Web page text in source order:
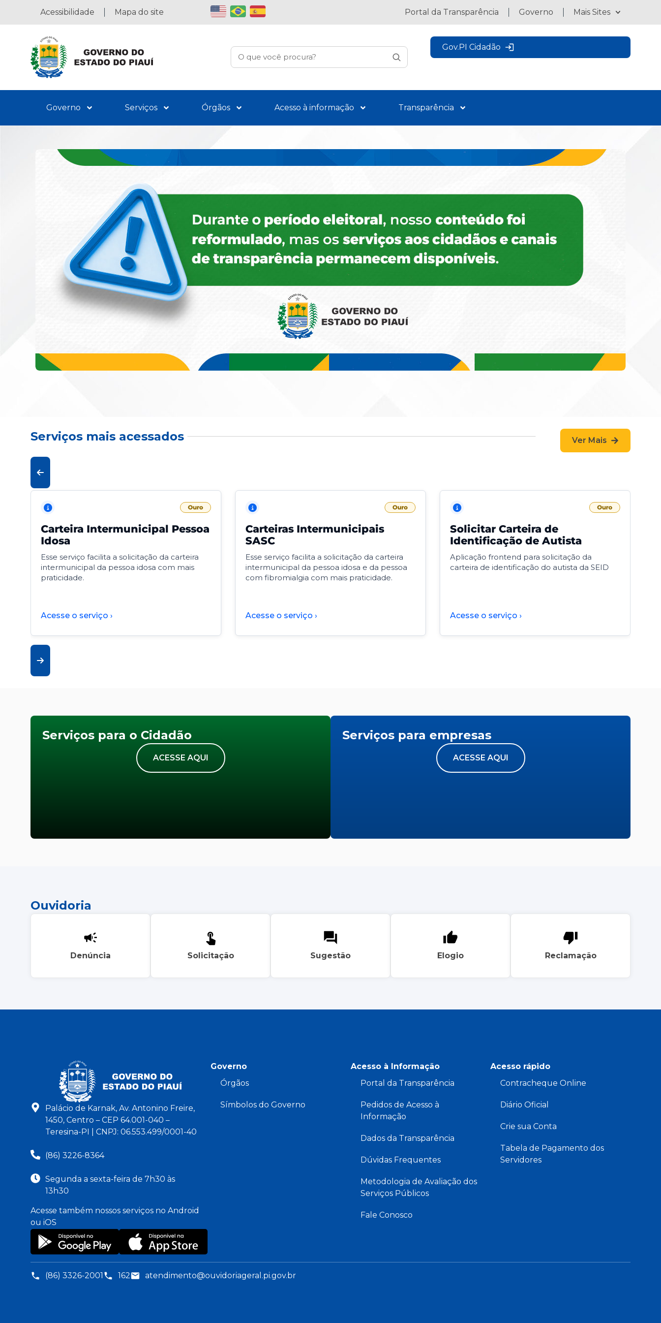
Acessibilidade Mapa do site Portal da Transparência Governo Mais Sites
Gov.PI Cidadão
Governo Serviços Órgãos Acesso à informação Transparência
Serviços mais acessados Ver Mais
Ouro
Carteira Intermunicipal Pessoa
Idosa
Esse serviço facilita a solicitação da carteira
intermunicipal da pessoa idosa com mais
praticidade.
Acesse o serviço ›
Ouro
Carteiras Intermunicipais
SASC
Esse serviço facilita a solicitação da carteira
intermunicipal da pessoa idosa e da pessoa
com fibromialgia com mais praticidade.
Acesse o serviço ›
Ouro
Solicitar Carteira de
Identificação de Autista
Aplicação frontend para solicitação da
carteira de identificação do autista da SEID
Acesse o serviço ›
Serviços para o Cidadão
ACESSE AQUI
Serviços para empresas
ACESSE AQUI
Ouvidoria
Denúncia Solicitação Sugestão Elogio Reclamação
Palácio de Karnak, Av. Antonino Freire,
1450, Centro – CEP 64.001-040 –
Teresina-PI | CNPJ: 06.553.499/0001-40
(86) 3226-8364
Segunda a sexta-feira de 7h30 às
13h30
Acesse também nossos serviços no Android
ou iOS
Governo
Órgãos
Símbolos do Governo
Acesso à Informação
Portal da Transparência
Pedidos de Acesso à
Informação
Dados da Transparência
Dúvidas Frequentes
Metodologia de Avaliação dos
Serviços Públicos
Fale Conosco
Acesso rápido
Contracheque Online
Diário Oficial
Crie sua Conta
Tabela de Pagamento dos
Servidores
(86) 3326-2001 162 atendimento@ouvidoriageral.pi.gov.br